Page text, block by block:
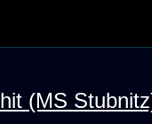
(MS